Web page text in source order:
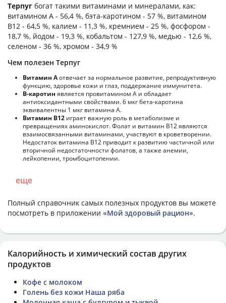
Терпуг богат такими витаминами и минералами, как:
витамином А - 56,4 %, бэта-каротином - 57 %, витамином
B12 - 64,5 %, калием - 11,3 %, кремнием - 25 %, фосфором -
18,7 %, йодом - 19,3 %, кобальтом - 127,9 %, медью - 12,6 %,
селеном - 36 %, хромом - 34,9 %
Чем полезен Терпуг
Витамин Аотвечает за нормальное развитие, репродуктивную
функцию, здоровье кожи и глаз, поддержание иммунитета.
В-каротин является провитамином А и обладает
антиоксидантными свойствами. 6 мкг бета-каротина
эквивалентны 1 мкг витамина А.
Витамин В12 играет важную роль в метаболизме и
превращениях аминокислот. Фолат и витамин В12 являются
взаимосвязанными витаминами, участвуют в кроветворении.
Недостаток витамина В12 приводит к развитию частичной или
вторичной недостаточности фолатов, а также анемии,
лейкопении, тромбоцитопении.
еще
Полный справочник самых полезных продуктов вы можете
посмотреть в приложении «Мой здоровый рацион».
Калорийность и химический состав других
продуктов
Кофе с молоком
Голень без кожи Наша ряба